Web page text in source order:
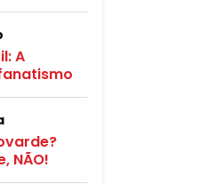
A
NÃO!